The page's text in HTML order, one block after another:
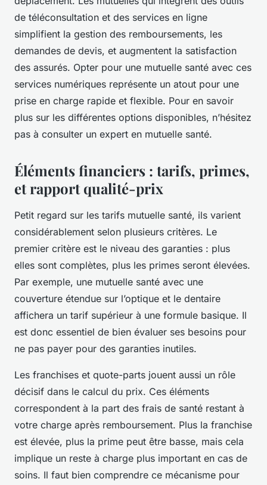
de téléconsultation et des services en ligne
simplifient la gestion des remboursements, les
demandes de devis, et augmentent la satisfaction
des assurés. Opter pour une mutuelle santé avec ces
services numériques représente un atout pour une
prise en charge rapide et flexible. Pour en savoir
plus sur les différentes options disponibles, n’hésitez
pas à consulter un expert en mutuelle santé.
Éléments financiers : tarifs, primes,
et rapport qualité-prix
Petit regard sur les tarifs mutuelle santé, ils varient
considérablement selon plusieurs critères. Le
premier critère est le niveau des garanties : plus
elles sont complètes, plus les primes seront élevées.
Par exemple, une mutuelle santé avec une
couverture étendue sur l’optique et le dentaire
affichera un tarif supérieur à une formule basique. Il
est donc essentiel de bien évaluer ses besoins pour
ne pas payer pour des garanties inutiles.
Les franchises et quote-parts jouent aussi un rôle
décisif dans le calcul du prix. Ces éléments
correspondent à la part des frais de santé restant à
votre charge après remboursement. Plus la franchise
est élevée, plus la prime peut être basse, mais cela
implique un reste à charge plus important en cas de
soins. Il faut bien comprendre ce mécanisme pour